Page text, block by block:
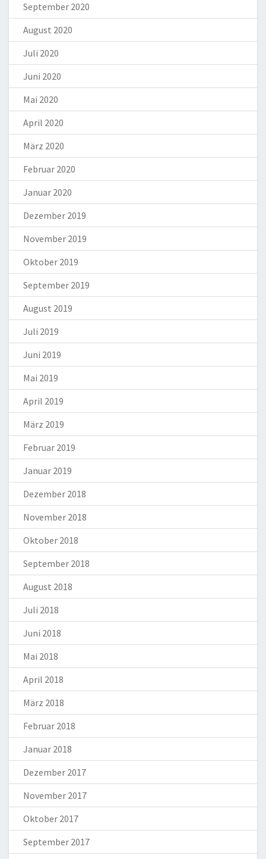
September 2020
August 2020
Juli 2020
Juni 2020
Mai 2020
April 2020
März 2020
Februar 2020
Januar 2020
Dezember 2019
November 2019
Oktober 2019
September 2019
August 2019
Juli 2019
Juni 2019
Mai 2019
April 2019
März 2019
Februar 2019
Januar 2019
Dezember 2018
November 2018
Oktober 2018
September 2018
August 2018
Juli 2018
Juni 2018
Mai 2018
April 2018
März 2018
Februar 2018
Januar 2018
Dezember 2017
November 2017
Oktober 2017
September 2017